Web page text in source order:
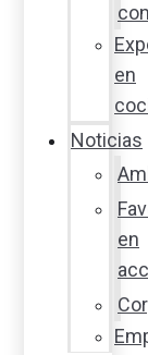
con
en
Noticias
en